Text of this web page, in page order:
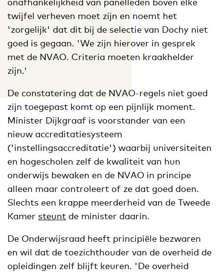
twijfel verheven moet zijn en noemt het
'zorgelijk' dat dit bij de selectie van Dochy niet
goed is gegaan. 'We zijn hierover in gesprek
met de NVAO. Criteria moeten kraakhelder
zijn.'
De constatering dat de NVAO-regels niet goed
zijn toegepast komt op een pijnlijk moment.
Minister Dijkgraaf is voorstander van een
nieuw accreditatiesysteem
('instellingsaccreditatie') waarbij universiteiten
en hogescholen zelf de kwaliteit van hun
onderwijs bewaken en de NVAO in principe
alleen maar controleert of ze dat goed doen.
Slechts een krappe meerderheid van de Tweede
Kamer steunt de minister daarin.
De Onderwijsraad heeft principiële bezwaren
en wil dat de toezichthouder van de overheid de
opleidingen zelf blijft keuren. 'De overheid